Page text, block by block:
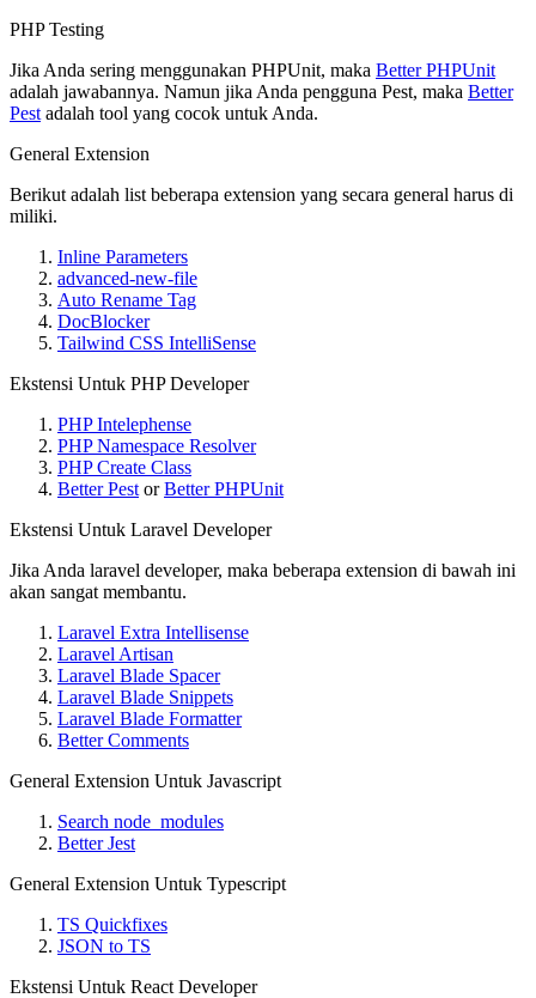
PHP Testing
Jika Anda sering menggunakan PHPUnit, maka Better PHPUnit
adalah jawabannya. Namun jika Anda pengguna Pest, maka Better
Pest adalah tool yang cocok untuk Anda.
General Extension
Berikut adalah list beberapa extension yang secara general harus di
miliki.
Inline Parameters
advanced-new-file
Auto Rename Tag
DocBlocker
Tailwind CSS IntelliSense
Ekstensi Untuk PHP Developer
PHP Intelephense
PHP Namespace Resolver
PHP Create Class
Better Pest orBetter PHPUnit
Ekstensi Untuk Laravel Developer
Jika Anda laravel developer, maka beberapa extension di bawah ini
akan sangat membantu.
Laravel Extra Intellisense
Laravel Artisan
Laravel Blade Spacer
Laravel Blade Snippets
Laravel Blade Formatter
Better Comments
General Extension Untuk Javascript
Search node_modules
Better Jest
General Extension Untuk Typescript
TS Quickfixes
JSON to TS
Ekstensi Untuk React Developer